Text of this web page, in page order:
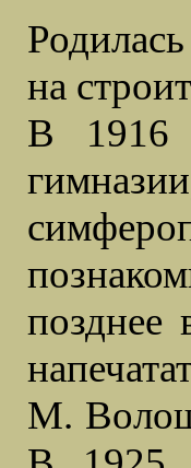
на
В 1916
позднее
М.